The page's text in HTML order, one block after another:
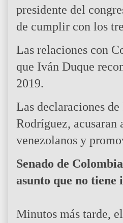
presidente del
de cumplir con los
Las relaciones con
que Iván Duque
2019.
Las declaraciones
Rodríguez, acusaran
venezolanos y
Senado de
asunto que no
Minutos más tarde,